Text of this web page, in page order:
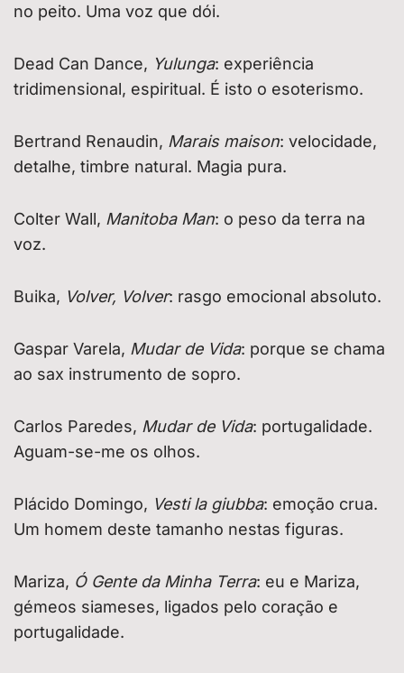
no peito. Uma voz que dói.
Dead Can Dance, Yulunga: experiência
tridimensional, espiritual. É isto o esoterismo.
Bertrand Renaudin, Marais maison: velocidade,
detalhe, timbre natural. Magia pura.
Colter Wall, Manitoba Man: o peso da terra na
voz.
Buika, Volver, Volver: rasgo emocional absoluto.
Gaspar Varela, Mudar de Vida: porque se chama
ao sax instrumento de sopro.
Carlos Paredes, Mudar de Vida: portugalidade.
Aguam-se-me os olhos.
Plácido Domingo, Vesti la giubba: emoção crua.
Um homem deste tamanho nestas figuras.
Mariza, Ó Gente da Minha Terra: eu e Mariza,
gémeos siameses, ligados pelo coração e
portugalidade.